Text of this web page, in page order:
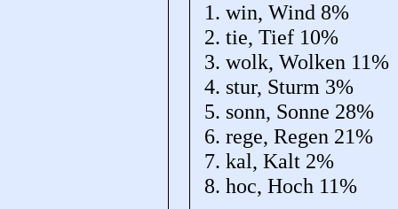
win, Wind 8%
tie, Tief 10%
wolk, Wolken 11%
stur, Sturm 3%
sonn, Sonne 28%
rege, Regen 21%
kal, Kalt 2%
hoc, Hoch 11%